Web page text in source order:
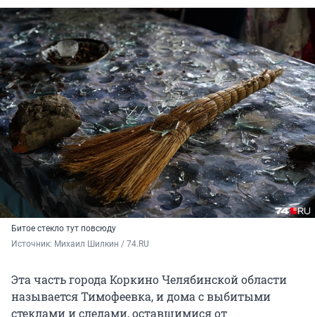
Битое стекло тут повсюду
Источник: Михаил Шилкин / 74.RU
Эта часть города Коркино Челябинской области
называется Тимофеевка, и дома с выбитыми
стеклами и следами, оставшимися от